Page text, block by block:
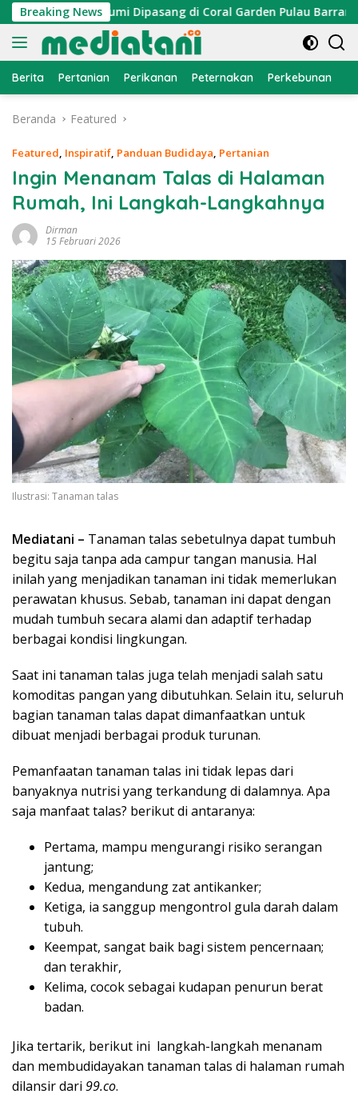
Langsung
ke
konten
Breaking News
Cumi Dipasang di Coral Garden Pulau Barrang Caddi
Berita Pertanian Perikanan Peternakan Perkebunan
Beranda Featured
Featured, Inspiratif, Panduan Budidaya, Pertanian
Ingin Menanam Talas di Halaman
Rumah, Ini Langkah-Langkahnya
Dirman
15 Februari 2026
Ilustrasi: Tanaman talas
Mediatani – Tanaman talas sebetulnya dapat tumbuh
begitu saja tanpa ada campur tangan manusia. Hal
inilah yang menjadikan tanaman ini tidak memerlukan
perawatan khusus. Sebab, tanaman ini dapat dengan
mudah tumbuh secara alami dan adaptif terhadap
berbagai kondisi lingkungan.
Saat ini tanaman talas juga telah menjadi salah satu
komoditas pangan yang dibutuhkan. Selain itu, seluruh
bagian tanaman talas dapat dimanfaatkan untuk
dibuat menjadi berbagai produk turunan.
Pemanfaatan tanaman talas ini tidak lepas dari
banyaknya nutrisi yang terkandung di dalamnya. Apa
saja manfaat talas? berikut di antaranya:
Pertama, mampu mengurangi risiko serangan
jantung;
Kedua, mengandung zat antikanker;
Ketiga, ia sanggup mengontrol gula darah dalam
tubuh.
Keempat, sangat baik bagi sistem pencernaan;
dan terakhir,
Kelima, cocok sebagai kudapan penurun berat
badan.
Jika tertarik, berikut ini langkah-langkah menanam
dan membudidayakan tanaman talas di halaman rumah
dilansir dari 99.co.